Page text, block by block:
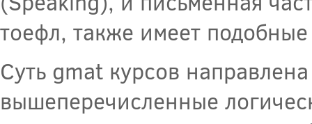
тоефл, также имеет
Суть gmat курсов
вышеперечисленные